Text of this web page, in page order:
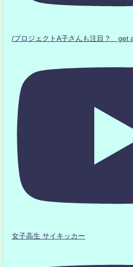
/プロジェクトA子さんも注目？ get
女子高生 サイキッカー